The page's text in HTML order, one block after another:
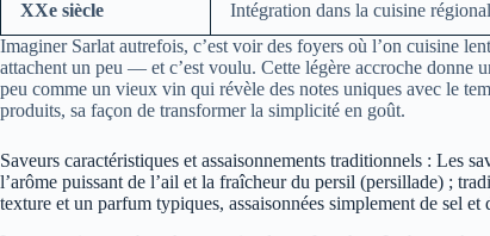
XXe siècle
Intégration dans la cuisine
Imaginer Sarlat autrefois, c’est voir des foyers où l’on cuisine
attachent un peu — et c’est voulu. Cette légère accroche donne
peu comme un vieux vin qui révèle des notes uniques avec le
produits, sa façon de transformer la simplicité en goût.
Saveurs caractéristiques et assaisonnements traditionnels : Les
l’arôme puissant de l’ail et la fraîcheur du persil (persillade) ;
texture et un parfum typiques, assaisonnées simplement de sel et